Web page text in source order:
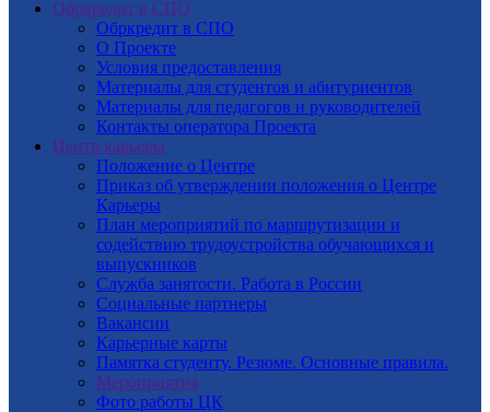
Обркредит в СПО
Обркредит в СПО
О Проекте
Условия предоставления
Материалы для студентов и абитуриентов
Материалы для педагогов и руководителей
Контакты оператора Проекта
Центр карьеры
Положение о Центре
Приказ об утверждении положения о Центре
Карьеры
План мероприятий по маршрутизации и
содействию трудоустройства обучающихся и
выпускников
Служба занятости. Работа в России
Социальные партнеры
Вакансии
Карьерные карты
Памятка студенту. Резюме. Основные правила.
Мероприятия
Фото работы ЦК